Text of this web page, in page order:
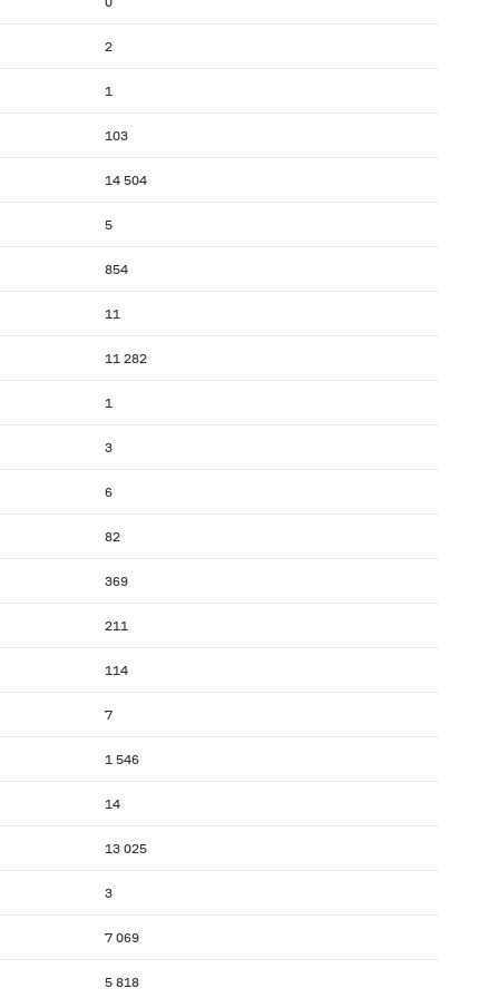
2
1
103
14 504
5
854
11
11 282
1
3
6
82
369
211
114
7
1 546
14
13 025
3
7 069
5 818